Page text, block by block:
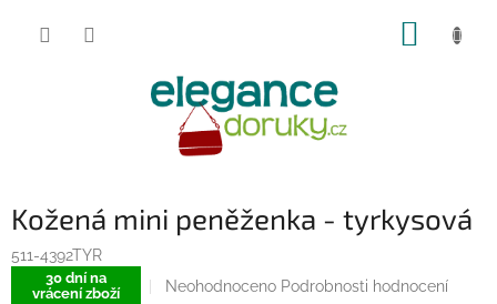
Kožená mini peněženka - tyrkysová
511-4392TYR
30 dní na
vrácení zboží
Průměrné
Neohodnoceno Podrobnosti hodnocení